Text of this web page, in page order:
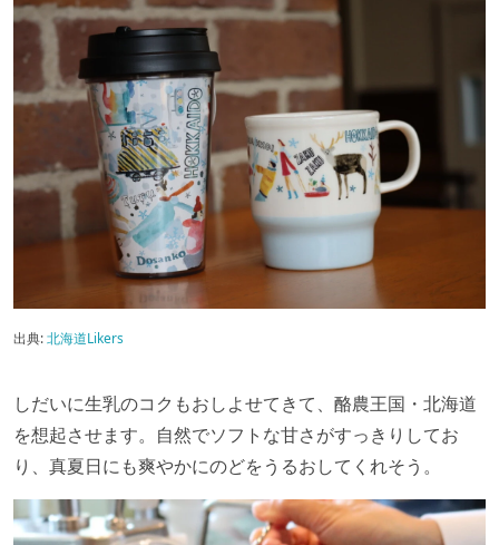
出典:北海道Likers
しだいに生乳のコクもおしよせてきて、酪農王国・北海道
を想起させます。自然でソフトな甘さがすっきりしてお
り、真夏日にも爽やかにのどをうるおしてくれそう。⁡